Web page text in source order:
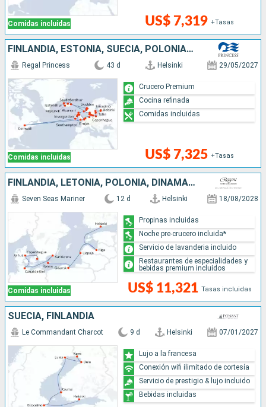
Comidas incluidas US$ 7,319 +Tasas
FINLANDIA, ESTONIA, SUECIA, POLONIA, DINAMARCA, NORUEGA, ISLANDIA, REINO UNIDO, CANADÁ, IRLANDA, BÉLGICA, PAISES BAJOS, ALEMANIA
Comidas incluidas
Regal Princess 43 d Helsinki 29/05/2027
US$ 7,325 +Tasas
Crucero Premium
Cocina refinada
Comidas incluidas
FINLANDIA, LETONIA, POLONIA, DINAMARCA, SUECIA, ALEMANIA
Comidas incluidas
Seven Seas Mariner 12 d Helsinki 18/08/2028
US$ 11,321 Tasas incluidas
Propinas incluidas
Noche pre-crucero incluida*
Servicio de lavanderia incluido
Restaurantes de especialidades y
bebidas premium incluidos
SUECIA, FINLANDIA
Le Commandant Charcot 9 d Helsinki 07/01/2027
Lujo a la francesa
Conexión wifi ilimitado de cortesía
Servicio de prestigio & lujo incluido
Bebidas incluidas